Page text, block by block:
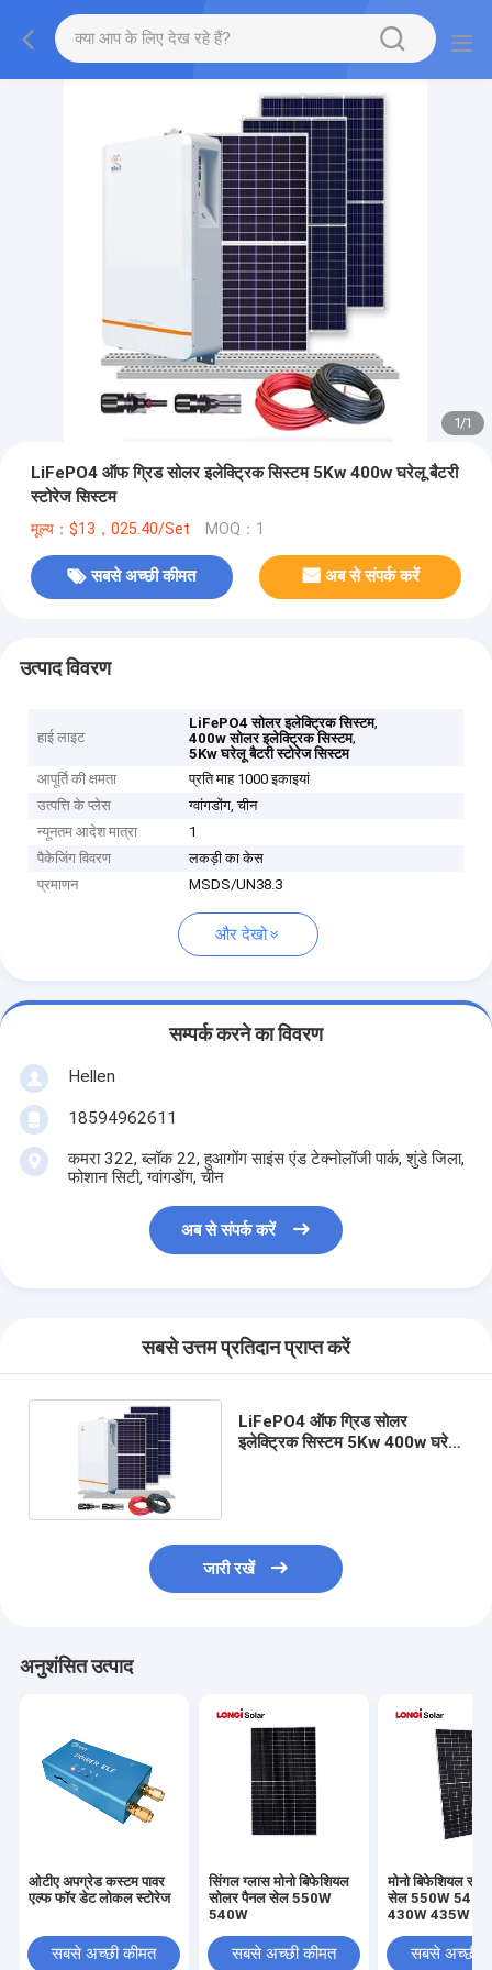
1/1
LiFePO4 ऑफ ग्रिड सोलर इलेक्ट्रिक सिस्टम 5Kw 400w घरेलू बैटरी
स्टोरेज सिस्टम
मूल्य：$13，025.40/Set MOQ：1
सबसे अच्छी कीमत अब से संपर्क करें
उत्पाद विवरण
हाई लाइट
LiFePO4 सोलर इलेक्ट्रिक सिस्टम,
400w सोलर इलेक्ट्रिक सिस्टम,
5Kw घरेलू बैटरी स्टोरेज सिस्टम
आपूर्ति की क्षमता
प्रति माह 1000 इकाइयां
उत्पत्ति के प्लेस
ग्वांगडोंग, चीन
न्यूनतम आदेश मात्रा
1
पैकेजिंग विवरण
लकड़ी का केस
प्रमाणन
MSDS/UN38.3
और देखो
सम्पर्क करने का विवरण
Hellen
18594962611
कमरा 322, ब्लॉक 22, हुआगोंग साइंस एंड टेक्नोलॉजी पार्क, शुंडे जिला,
फोशान सिटी, ग्वांगडोंग, चीन
अब से संपर्क करें
सबसे उत्तम प्रतिदान प्राप्त करें
LiFePO4 ऑफ ग्रिड सोलर
इलेक्ट्रिक सिस्टम 5Kw 400w घरेलू
जारी रखें
अनुशंसित उत्पाद
ओटीए अपग्रेड कस्टम पावर
एल्फ फॉर डेट लोकल स्टोरेज
सबसे अच्छी कीमत
सिंगल ग्लास मोनो बिफेशियल
सोलर पैनल सेल 550W
540W
सबसे अच्छी कीमत
मोनो बिफेशियल
सेल 550W
430W 435W
सबसे अच्छी